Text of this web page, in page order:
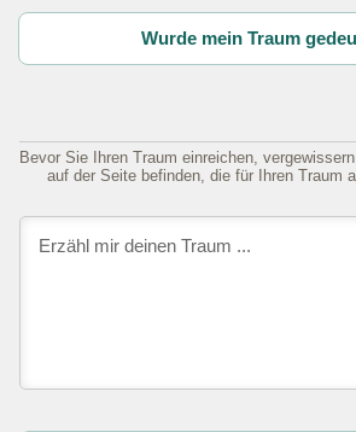
Wurde mein Traum
Bevor Sie Ihren Traum einreichen,
auf der Seite befinden, die für Ihren Traum